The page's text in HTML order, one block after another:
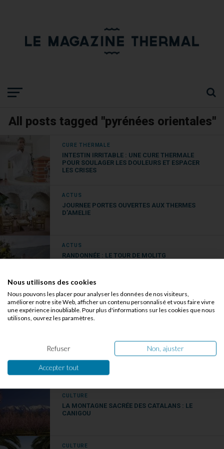
All posts tagged "pyrénées orientales"
CURE THERMALE
INTESTIN IRRITABLE : UNE CURE THERMALE
POUR SOULAGER LES DOULEURS ET ESPACER
LES CRISES
ACTUS
JOURNEE PORTES OUVERTES AUX THERMES
D’AMELIE
ACTUS
RANDONNÉE : LE TOUR DE MOLITG
EN STATION
RANDONNÉE : LA RODELLA À AMÉLIE-LES-BAINS
IDÉE RANDONNÉE À AMÉLIE-LES-BAINS
CULTURE
LA MONTAGNE SACRÉE DES CATALANS : LE
CANIGOU
CULTURE
Nous utilisons des cookies
Nous pouvons les placer pour analyser les données de nos visiteurs,
améliorer notre site Web, afficher un contenu personnalisé et vous faire vivre
une expérience inoubliable. Pour plus d'informations sur les cookies que nous
utilisons, ouvrez les paramètres.
Refuser Non, ajuster
Accepter tout